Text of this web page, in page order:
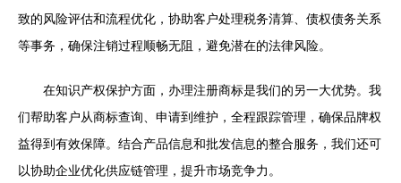
致的风险评估和流程优化，协助客户处理税务清算、债权债务关系
等事务，确保注销过程顺畅无阻，避免潜在的法律风险。
在知识产权保护方面，办理注册商标是我们的另一大优势。我
们帮助客户从商标查询、申请到维护，全程跟踪管理，确保品牌权
益得到有效保障。结合产品信息和批发信息的整合服务，我们还可
以协助企业优化供应链管理，提升市场竞争力。